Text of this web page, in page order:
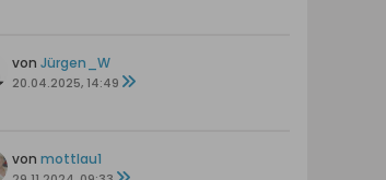
von Jürgen_W
20.04.2025, 14:49
von mottlau1